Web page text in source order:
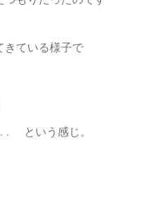
きている様子で
. という感じ。